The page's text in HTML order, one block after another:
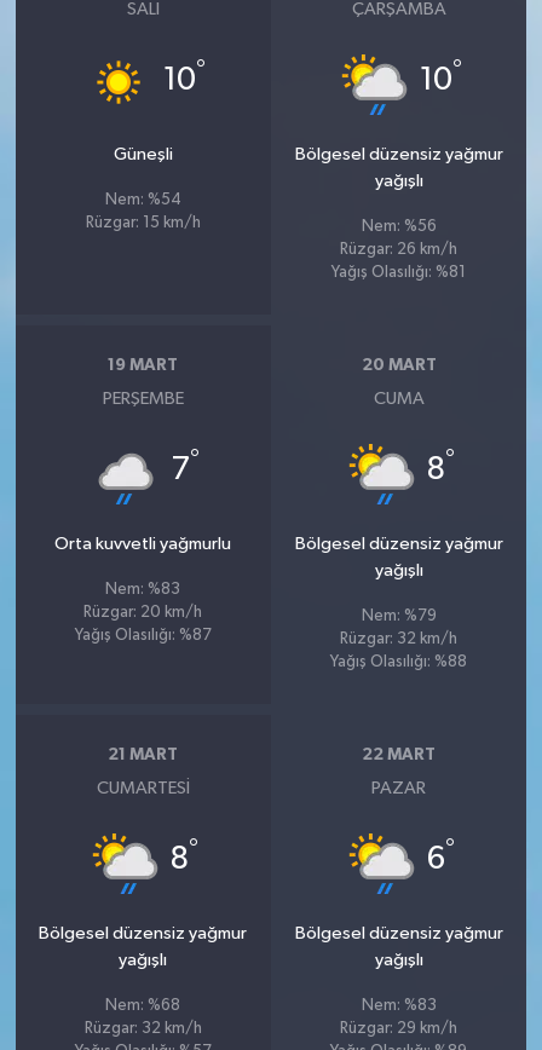
SALI
10°
Güneşli
Nem: %54
Rüzgar: 15 km/h
ÇARŞAMBA
10°
Bölgesel düzensiz yağmur
yağışlı
Nem: %56
Rüzgar: 26 km/h
Yağış Olasılığı: %81
19 MART
PERŞEMBE
7°
Orta kuvvetli yağmurlu
Nem: %83
Rüzgar: 20 km/h
Yağış Olasılığı: %87
20 MART
CUMA
8°
Bölgesel düzensiz yağmur
yağışlı
Nem: %79
Rüzgar: 32 km/h
Yağış Olasılığı: %88
21 MART
CUMARTESI
8°
Bölgesel düzensiz yağmur
yağışlı
Nem: %68
Rüzgar: 32 km/h
22 MART
PAZAR
6°
Bölgesel düzensiz yağmur
yağışlı
Nem: %83
Rüzgar: 29 km/h
Susurluk
TARİHTE BUGÜN
TEKNOLOJİ
Trend
YAŞAM